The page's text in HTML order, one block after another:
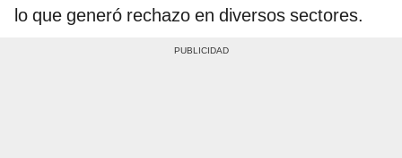
lo que generó rechazo en diversos sectores.